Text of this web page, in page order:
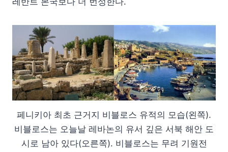
페니키아 최초 근거지 비블로스 유적의 모습(왼쪽).
비블로스는 오늘날 레바논의 유서 깊은 서북 해안 도
시로 남아 있다(오른쪽). 비블로스는 무려 기원전